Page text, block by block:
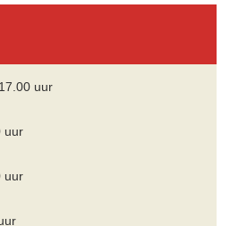
uur
uur
uur